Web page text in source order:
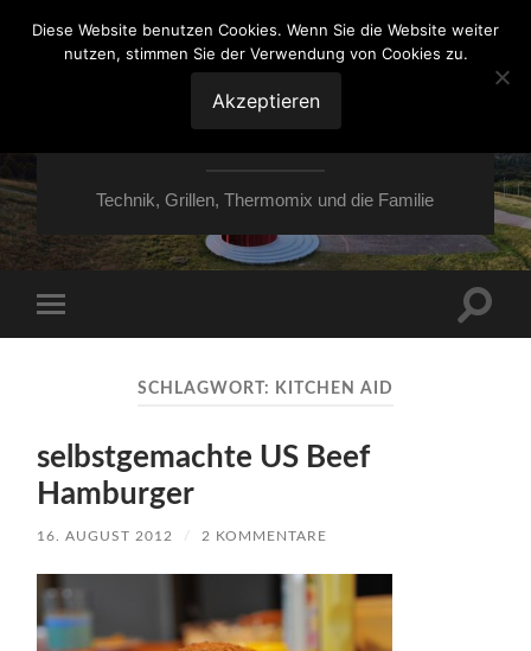
VON ESSEN ÜBER
HESSEN NACH
MOERS
Technik, Grillen, Thermomix und die Familie
Menü
SCHLAGWORT: KITCHEN AID
selbstgemachte US Beef
Hamburger
16. AUGUST 2012 / 2 KOMMENTARE
Diese Website benutzen Cookies. Wenn Sie die Website weiter
nutzen, stimmen Sie der Verwendung von Cookies zu.
Akzeptieren